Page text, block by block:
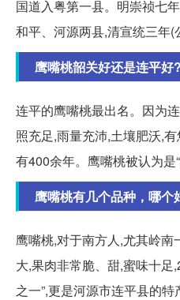
国道入粤第一县。明崇祯七
和平、河源两县,清宣统三年(
鹰嘴桃韶关好还是连平好?
连平的鹰嘴桃最出名。因为
照充足,雨量充沛,土壤肥沃,
有400余年。鹰嘴桃被认为是
鹰嘴桃有几个品种，哪个
鹰嘴桃,对于南方人,尤其岭
大,果肉非常脆、甜,蜜味十足
之一”,更是河源市连平县的特